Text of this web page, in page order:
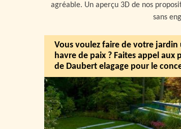
agréable. Un aperçu 3D de nos
sans
Vous voulez faire de votre
havre de paix ? Faites appel aux
de Daubert elagage pour le